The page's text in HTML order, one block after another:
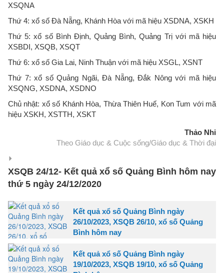
XSQNA
Thứ 4: xổ số Đà Nẵng, Khánh Hòa với mã hiệu XSDNA, XSKH
Thứ 5: xổ số Bình Định, Quảng Bình, Quảng Trị với mã hiệu
XSBDI, XSQB, XSQT
Thứ 6: xổ số Gia Lai, Ninh Thuận với mã hiệu XSGL, XSNT
Thứ 7: xổ số Quảng Ngãi, Đà Nẵng, Đắk Nông với mã hiệu
XSQNG, XSDNA, XSDNO
Chủ nhật: xổ số Khánh Hòa, Thừa Thiên Huế, Kon Tum với mã
hiệu XSKH, XSTTH, XSKT
Thảo Nhi
Theo Giáo dục & Cuộc sống/Giáo dục & Thời đại
XSQB 24/12- Kết quả xổ số Quảng Bình hôm nay
thứ 5 ngày 24/12/2020
Kết quả xổ số Quảng Bình ngày
26/10/2023, XSQB 26/10, xổ số Quảng
Bình hôm nay
Kết quả xổ số Quảng Bình ngày
19/10/2023, XSQB 19/10, xổ số Quảng